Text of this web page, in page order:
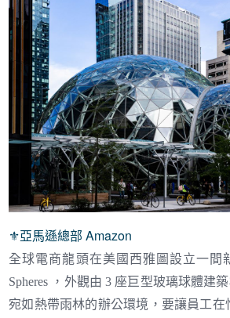
⚜︎亞馬遜總部 Amazon
全球電商龍頭在美國西雅圖設立一間
Spheres ，外觀由 3 座巨型玻璃球體建
宛如熱帶雨林的辦公環境，要讓員工在